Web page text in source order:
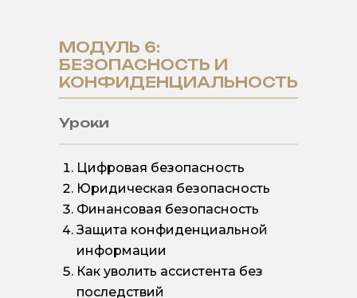
Уроки
МОДУЛЬ 6:
БЕЗОПАСНОСТЬ И
КОНФИДЕНЦИАЛЬНОСТЬ
Цифровая безопасность
Юридическая безопасность
Финансовая безопасность
Защита конфиденциальной
информации
Как уволить ассистента без
последствий